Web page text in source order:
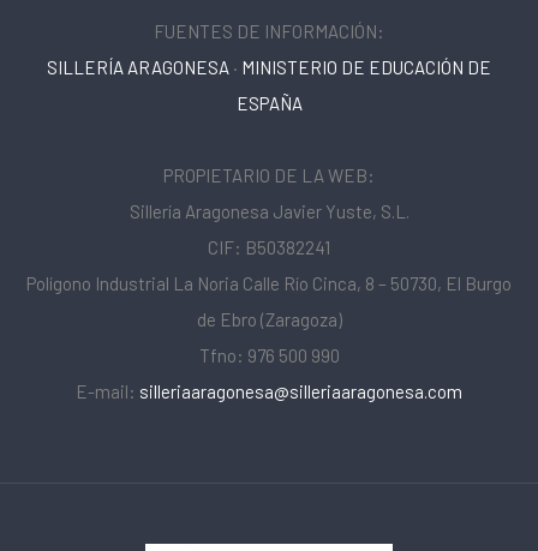
FUENTES DE INFORMACIÓN:
SILLERÍA ARAGONESA · MINISTERIO DE EDUCACIÓN DE
ESPAÑA
PROPIETARIO DE LA WEB:
Sillería Aragonesa Javier Yuste, S.L.
CIF: B50382241
Polígono Industrial La Noria Calle Río Cinca, 8 – 50730, El Burgo
de Ebro (Zaragoza)
Tfno: 976 500 990
E-mail: silleriaaragonesa@silleriaaragonesa.com